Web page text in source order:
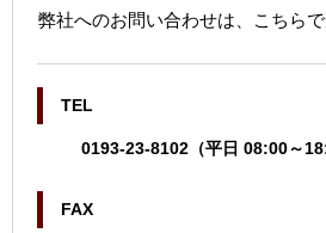
弊社へのお問い合わせは、こちらで
TEL
0193-23-8102（平日 08:00～
FAX